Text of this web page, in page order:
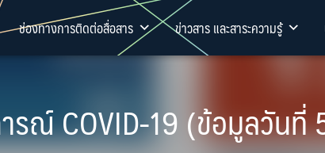
ช่องทางการติดต่อสื่อสาร ข่าวสาร และสาระความรู้
รณ์ COVID-19 (ข้อมูลวัน